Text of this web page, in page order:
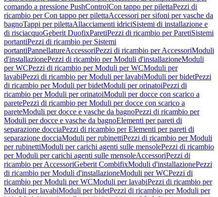
comando a pressione PushControlCon tappo per pilettaPezzi di
ricambio per Con tappo per pilettaAccessori per sifoni per vasche da
bagnoTappi per pilettaAllacciamenti idriciSistemi di installazione e
di risciacquoGeberit DuofixParetiPezzi di ricambio per ParetiSistemi
portantiPezzi di ricambio per Sistemi
portantiPannellatureAccessoriPezzi di ricambio per AccessoriModuli
d'installazionePezzi di ricambio per Moduli d'installazioneModuli
per WCPezzi di ricambio per Moduli per WCModuli per
lavabiPezzi di ricambio per Moduli per lavabiModuli per bidetPezzi
di ricambio per Moduli per bidetModuli per orinatoiPezzi di
ricambio per Moduli per orinatoiModuli per docce con scarico a
paretePezzi di ricambio per Moduli per docce con scarico a
pareteModuli per docce e vasche da bagnoPezzi di ricambio per
Moduli per docce e vasche da bagnoElementi per pareti di
separazione docciaPezzi di ricambio per Elementi per pareti di
separazione docciaModuli per rubinettiPezzi di ricambio per Moduli
per rubinettiModuli per carichi agenti sulle mensolePezzi di ricambio
per Moduli per carichi agenti sulle mensoleAccessoriPezzi di
ricambio per AccessoriGeberit CombifixModuli d'installazionePezzi
di ricambio per Moduli d'installazioneModuli per WCPezzi di
ricambio per Moduli per WCModuli per lavabiPezzi di ricambio per
Moduli per lavabiModuli per bidetPezzi di ricambio per Moduli per